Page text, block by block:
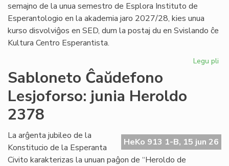
semajno de la unua semestro de Esplora Instituto de
Esperantologio en la akademia jaro 2027/28, kies unua
kurso disvolviĝos en SED, dum la postaj du en Svislando ĉe
Kultura Centro Esperantista.
Legu pli
en
Sabloneto Ĉaŭdefono
Lesjoforso: junia Heroldo
2378
HeKo 913 1-B, 15 jun 26
La arĝenta jubileo de la
Konstitucio de la Esperanta
Civito karakterizas la unuan paĝon de “Heroldo de